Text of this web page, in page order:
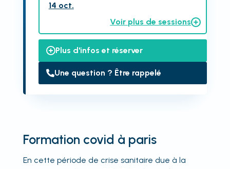
14 oct.
Voir plus de sessions
Plus d'infos et réserver
Une question ? Être rappelé
Formation covid à paris
En cette période de crise sanitaire due à la